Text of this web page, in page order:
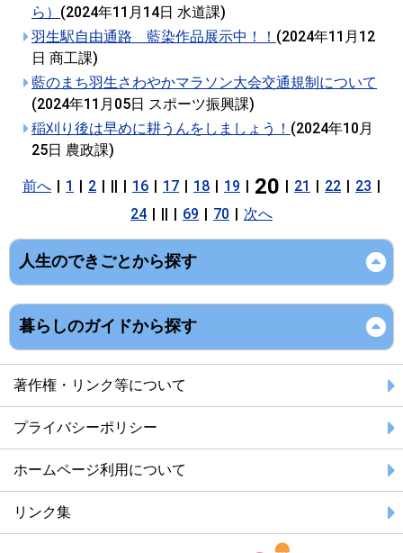
ら） (2024年11月14日 水道課)
羽生駅自由通路 藍染作品展示中！！ (2024年11月12
日 商工課)
藍のまち羽生さわやかマラソン大会交通規制について
(2024年11月05日 スポーツ振興課)
稲刈り後は早めに耕うんをしましょう！ (2024年10月
25日 農政課)
前へ | 1 | 2 | || | 16 | 17 | 18 | 19 | 20 | 21 | 22 | 23 |
24 | || | 69 | 70 | 次へ
人生のできごとから探す
暮らしのガイドから探す
著作権・リンク等について
プライバシーポリシー
ホームページ利用について
リンク集